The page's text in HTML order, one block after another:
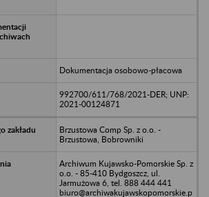
Dokumentacja osobowo-płacowa
992700/611/768/2021-DER; UNP:
2021-00124871
Brzustowa Comp Sp. z o.o. -
Brzustowa, Bobrowniki
Archiwum Kujawsko-Pomorskie Sp. z
o.o. - 85-410 Bydgoszcz, ul.
Jarmużowa 6, tel. 888 444 441
biuro@archiwakujawskopomorskie.p